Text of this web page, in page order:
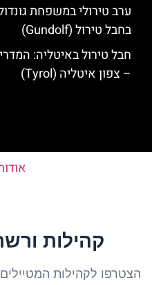
ערב טירולי במשפחת
בחבל טירול (Gundolf)
חבל טירול באיטליה:
– צפון איטליה (Tyrol)
קהילות
הצטרפו לקהילות